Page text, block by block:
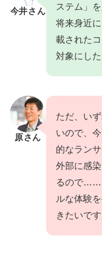
今井さん
ステム」
将来身近
載された
対象にした
原さん
ただ、い
いので、
的なラン
外部に感
るので……
ルな体験
きたいです